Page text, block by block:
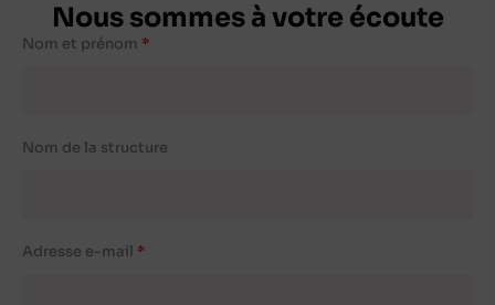
Nous sommes à votre écoute
Nom et prénom
Nom de la structure
Adresse e-mail